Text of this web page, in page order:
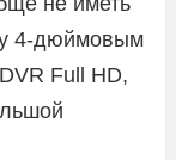
4-дюймовым
Full HD,